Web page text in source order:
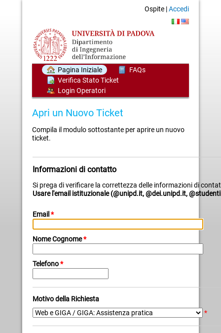
Ospite |Accedi
Pagina Iniziale
FAQs
Verifica Stato Ticket
Login Operatori
Apri un Nuovo Ticket
Compila il modulo sottostante per aprire un nuovo
ticket.
Informazioni di contatto
Si prega di verificare la correttezza delle informazioni di
Usare l'email istituzionale (@unipd.it, @dei.unipd.it,
Email *
Nome Cognome*
Telefono*
Motivo della Richiesta
*